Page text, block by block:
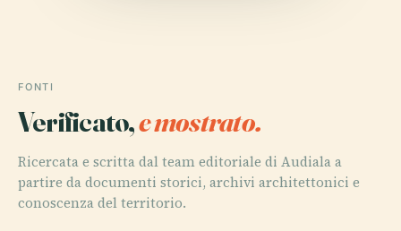
FONTI
Verificato,e mostrato.
Ricercata e scritta dal team editoriale di Audiala a
partire da documenti storici, archivi architettonici e
conoscenza del territorio.